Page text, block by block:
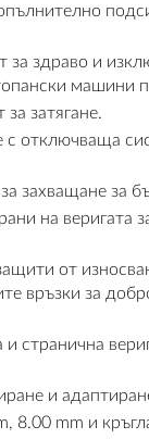
здраво и
машини
затягане.
с отключваща
захващане за
на веригата
от
връзки за
странична
и
8.00 mm и